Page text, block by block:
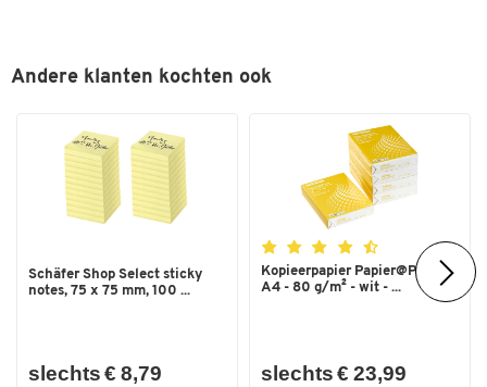
Breedte (mm)
Andere klanten kochten ook
Schäfer Shop Select sticky
notes, 75 x 75 mm, 100 ...
slechts € 8,79
Kopieerpapier Papier@Print -
A4 - 80 g/m² - wit - ...
slechts € 23,99